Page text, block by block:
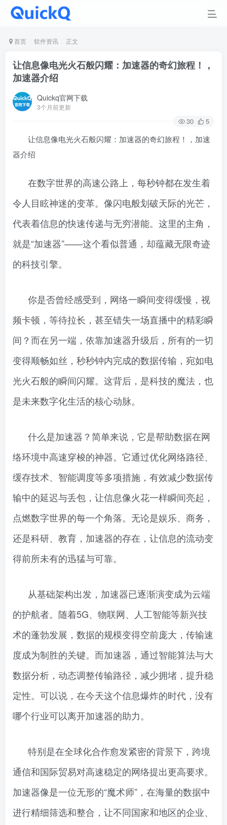
首页 软件资讯 正文
让信息像电光火石般闪耀：加速器的奇幻旅程！，
加速器介绍
Quickq官网下载
3个月前更新
30 5
让信息像电光火石般闪耀：加速器的奇幻旅程！，加速
器介绍
在数字世界的高速公路上，每秒钟都在发生着
令人目眩神迷的变革。像闪电般划破天际的光芒，
代表着信息的快速传递与无穷潜能。这里的主角，
就是“加速器”——这个看似普通，却蕴藏无限奇迹
的科技引擎。
你是否曾经感受到，网络一瞬间变得缓慢，视
频卡顿，等待拉长，甚至错失一场直播中的精彩瞬
间？而在另一端，依靠加速器升级后，所有的一切
变得顺畅如丝，秒秒钟内完成的数据传输，宛如电
光火石般的瞬间闪耀。这背后，是科技的魔法，也
是未来数字化生活的核心动脉。
什么是加速器？简单来说，它是帮助数据在网
络环境中高速穿梭的神器。它通过优化网络路径、
缓存技术、智能调度等多项措施，有效减少数据传
输中的延迟与丢包，让信息像火花一样瞬间亮起，
点燃数字世界的每一个角落。无论是娱乐、商务，
还是科研、教育，加速器的存在，让信息的流动变
得前所未有的迅猛与可靠。
从基础架构出发，加速器已逐渐演变成为云端
的护航者。随着5G、物联网、人工智能等新兴技
术的蓬勃发展，数据的规模变得空前庞大，传输速
度成为制胜的关键。而加速器，通过智能算法与大
数据分析，动态调整传输路径，减少拥堵，提升稳
定性。可以说，在今天这个信息爆炸的时代，没有
哪个行业可以离开加速器的助力。
特别是在全球化合作愈发紧密的背景下，跨境
通信和国际贸易对高速稳定的网络提出更高要求。
加速器像是一位无形的“魔术师”，在海量的数据中
进行精细筛选和整合，让不同国家和地区的企业、